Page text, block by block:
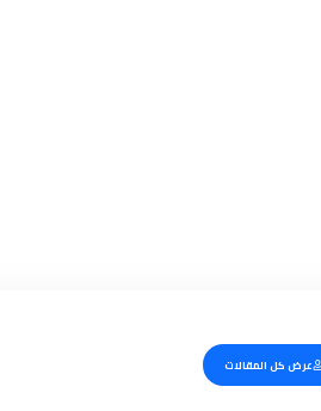
عرض كل المقالات